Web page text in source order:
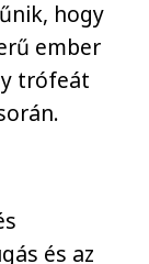
hogy
ember
trófeát
és az